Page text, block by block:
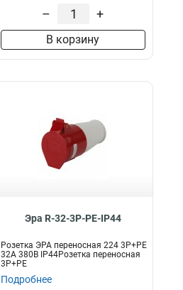
– +
В корзину
Эра R-32-3P-PE-IP44
Розетка ЭРА переносная 224 3Р+РЕ
32А 380В IP44Розетка переносная
3P+PE
Подробнее